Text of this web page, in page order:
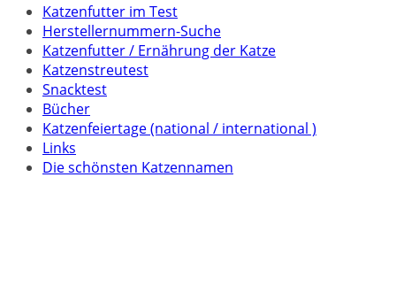
Katzenfutter im Test
Herstellernummern-Suche
Katzenfutter / Ernährung der Katze
Katzenstreutest
Snacktest
Bücher
Katzenfeiertage (national / international )
Links
Die schönsten Katzennamen